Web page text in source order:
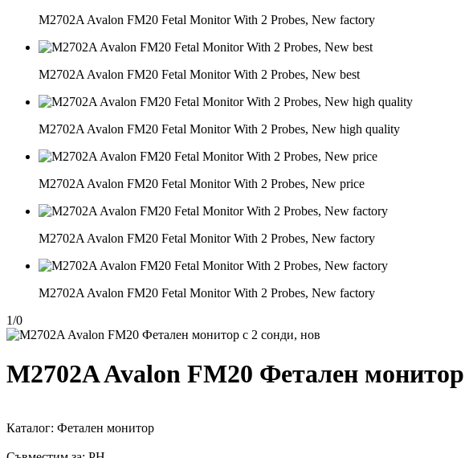
M2702A Avalon FM20 Fetal Monitor With 2 Probes, New factory
M2702A Avalon FM20 Fetal Monitor With 2 Probes, New best
M2702A Avalon FM20 Fetal Monitor With 2 Probes, New high quality
M2702A Avalon FM20 Fetal Monitor With 2 Probes, New price
M2702A Avalon FM20 Fetal Monitor With 2 Probes, New factory
M2702A Avalon FM20 Fetal Monitor With 2 Probes, New factory
1/0
M2702A Avalon FM20 Фетален монитор
Каталог: Фетален монитор